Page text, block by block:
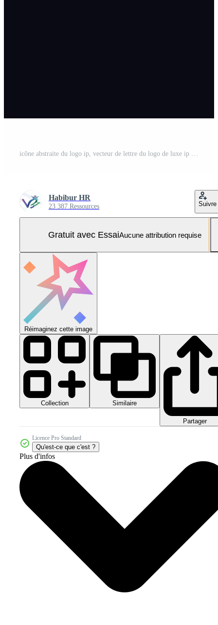
icône abstraite du logo ip, vecteur de lettre du logo de luxe ip minimal Vecteur Pro et SVG Pro
Habibur HR
23 387 Ressources Suivre
Gratuit avec EssaiAucune attribution requise
Réimaginez cette image
Collection Similaire
Partager
Licence Pro Standard
Qu'est-ce que c'est ?
Plus d'infos